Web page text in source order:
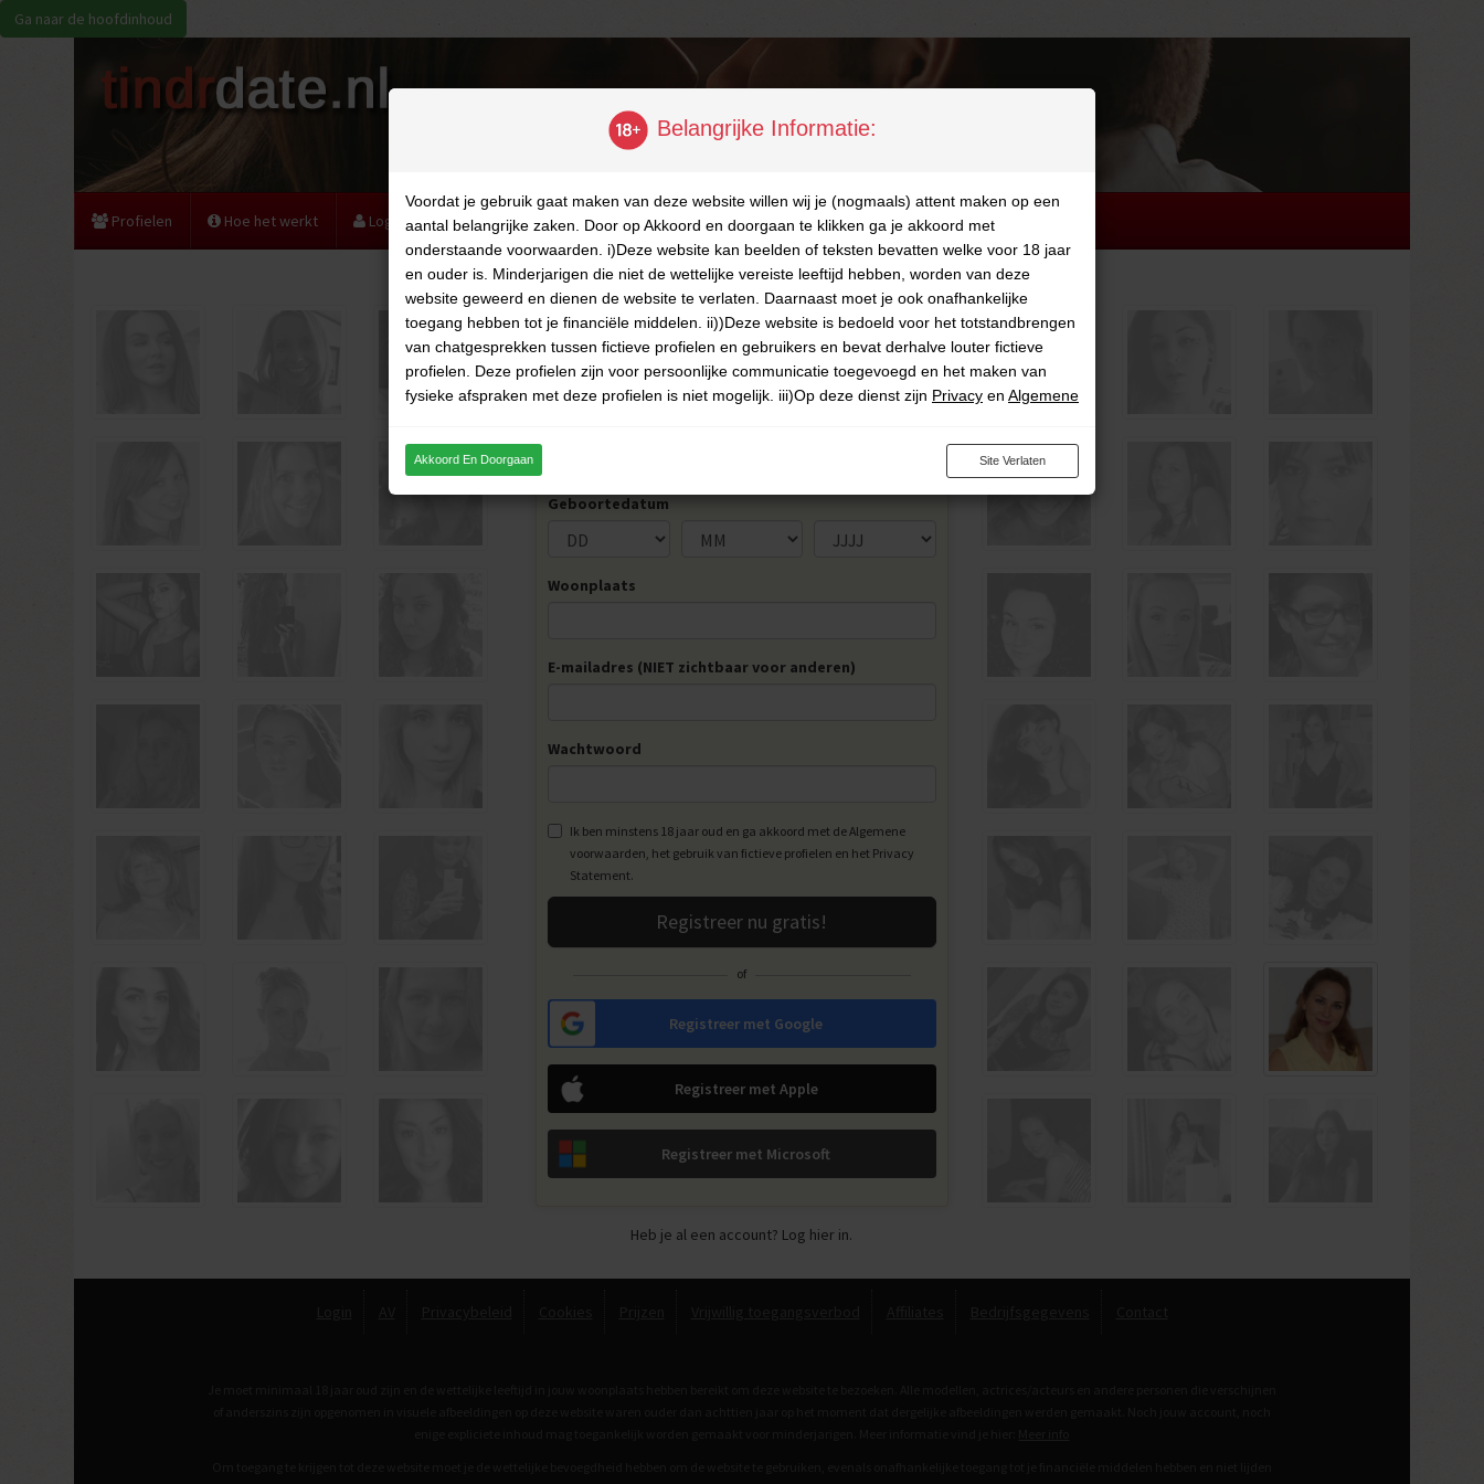
Ga naar de hoofdinhoud
Profielen Hoe het werkt Login Registreer nu gratis!
Registreer nu gratis!
of
Registreer met Google
Registreer met Apple
Registreer met Microsoft
Ik ben een
Geboortedatum
Woonplaats
E-mailadres (NIET zichtbaar voor anderen)
Wachtwoord
Ik ben minstens 18 jaar oud en ga akkoord met deAlgemene
voorwaarden, het gebruik van fictieve profielen en het Privacy
Statement.
Registreer nu gratis!
Heb je al een account? Log hier in.
Belangrijke Informatie:
Voordat je gebruik gaat maken van deze website willen wij je (nogmaals) attent maken op een
aantal belangrijke zaken. Door op Akkoord en doorgaan te klikken ga je akkoord met
onderstaande voorwaarden. i)Deze website kan beelden of teksten bevatten welke voor 18 jaar
en ouder is. Minderjarigen die niet de wettelijke vereiste leeftijd hebben, worden van deze
website geweerd en dienen de website te verlaten. Daarnaast moet je ook onafhankelijke
toegang hebben tot je financiële middelen. ii))Deze website is bedoeld voor het totstandbrengen
van chatgesprekken tussen fictieve profielen en gebruikers en bevat derhalve louter fictieve
profielen. Deze profielen zijn voor persoonlijke communicatie toegevoegd en het maken van
fysieke afspraken met deze profielen is niet mogelijk. iii)Op deze dienst zijn Privacy en Algemene
THIS WEBSITE MAY CONTAIN MATERIAL WHICH MAY OFFEND AND MAY NOT BE
DISTRIBUTED, CIRCULATED, SOLD, HIRED, GIVEN, LENT, SHOWN, PLAYED OR
PROJECTED TO A PERSON UNDER THE AGE OF 18 YEARS.
Akkoord En Doorgaan Site Verlaten